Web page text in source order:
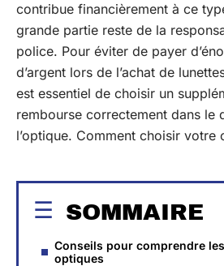
contribue financièrement à ce
grande partie reste de la
police. Pour éviter de payer
d’argent lors de l’achat de
est essentiel de choisir un
rembourse correctement dans le
l’optique. Comment choisir votre
SOMMAIRE
Conseils pour comprendre
optiques